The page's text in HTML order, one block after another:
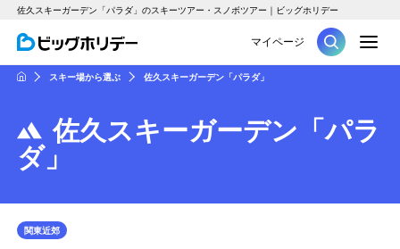
佐久スキーガーデン「パラダ」のスキーツアー・スノボツアー｜ビッグホリデー
ツアー
マイページ
HOMEスキー場から選ぶ 佐久スキーガーデン「パラダ」
佐久スキーガーデン「パラ
ダ」
関東近郊